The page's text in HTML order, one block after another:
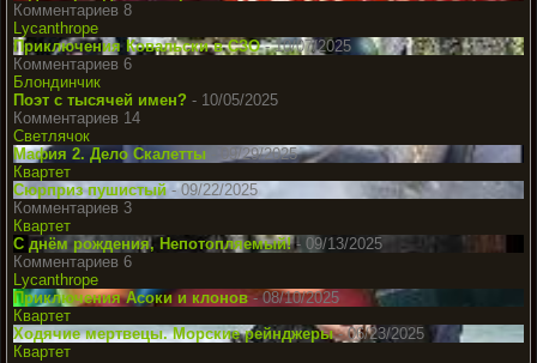
Комментариев 8
Lycanthrope
Приключения Ковальски в СЗО- 10/07/2025
Комментариев 6
Блондинчик
Поэт с тысячей имен? - 10/05/2025
Комментариев 14
Светлячок
Мафия 2. Дело Скалетты
- 09/29/2025
Квартет
Сюрприз пушистый - 09/22/2025
Комментариев 3
Квартет
С днём рождения, Непотопляемый!- 09/13/2025
Комментариев 6
Lycanthrope
Приключения Асоки и клонов- 08/10/2025
Квартет
Ходячие мертвецы. Морские рейнджеры- 06/23/2025
Квартет